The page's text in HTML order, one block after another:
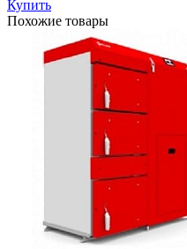
Купить
Похожие товары